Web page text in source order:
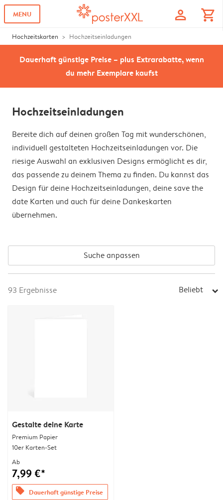
MENU profile shopping_cart
Hochzeitskarten Hochzeitseinladungen
Dauerhaft günstige Preise – plus Extrarabatte, wenn
du mehr Exemplare kaufst
Hochzeitseinladungen
Bereite dich auf deinen großen Tag mit wunderschönen,
individuell gestalteten Hochzeitseinladungen vor. Die
riesige Auswahl an exklusiven Designs ermöglicht es dir,
das passende zu deinem Thema zu finden. Du kannst das
Design für deine Hochzeitseinladungen, deine save the
date Karten und auch für deine Dankeskarten
übernehmen.
Suche anpassen
93 Ergebnisse Beliebt arrow_right
Gestalte deine Karte
Premium Papier
10er Karten-Set
Ab
7,99 €*
offers Dauerhaft günstige Preise